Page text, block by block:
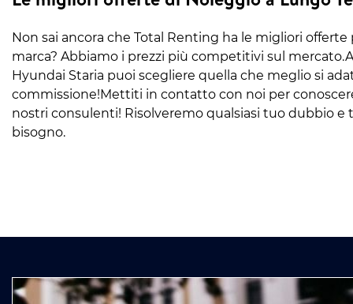
Non sai ancora che Total Renting ha le migliori
marca? Abbiamo i prezzi più competitivi sul
Hyundai Staria puoi scegliere quella che meglio si
commissione!Mettiti in contatto con noi per
nostri consulenti! Risolveremo qualsiasi tuo dubbio
bisogno.